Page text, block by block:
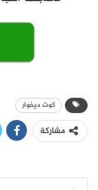
كوت ديفوار
مشاركة